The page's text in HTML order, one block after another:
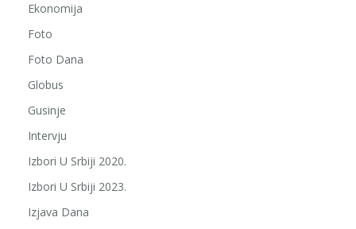
Ekonomija
Foto
Foto Dana
Globus
Gusinje
Intervju
Izbori U Srbiji 2020.
Izbori U Srbiji 2023.
Izjava Dana